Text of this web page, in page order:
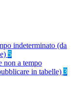
indeterminato (da
5
non a tempo
in tabelle) 3